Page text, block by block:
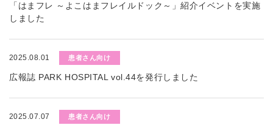
「はまフレ ～よこはまフレイルドック～」紹介イベントを実施
しました
2025.08.01 患者さん向け
広報誌 PARK HOSPITAL vol.44を発行しました
2025.07.07 患者さん向け